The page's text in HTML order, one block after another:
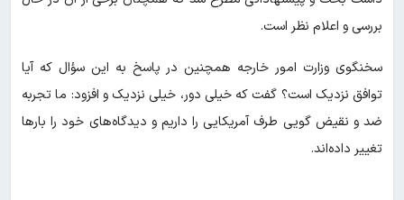
بررسی و اعلام نظر است.
سخنگوی وزارت امور خارجه همچنین در پاسخ به این سؤال که آیا
توافق نزدیک است؟ گفت‌ که خیلی دور، خیلی نزدیک و افزود: ما تجربه
ضد و نقیض گویی طرف آمریکایی را داریم و دیدگاه‌های خود را بارها
تغییر داده‌اند.